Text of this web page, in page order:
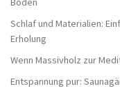
Schlaf und Materialien:
Erholung
Wenn Massivholz zur
Entspannung pur: